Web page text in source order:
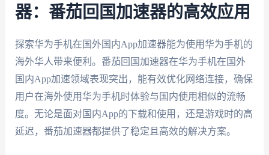
器：番茄回国加速器的高效应用
探索华为手机在国外国内App加速器能为使用华为手机的
海外华人带来便利。番茄回国加速器在华为手机在国外
国内App加速领域表现突出，能有效优化网络连接，确保
用户在海外使用华为手机时体验与国内使用相似的流畅
度。无论是面对国内App的下载和使用，还是游戏时的高
延迟，番茄加速器都提供了稳定且高效的解决方案。